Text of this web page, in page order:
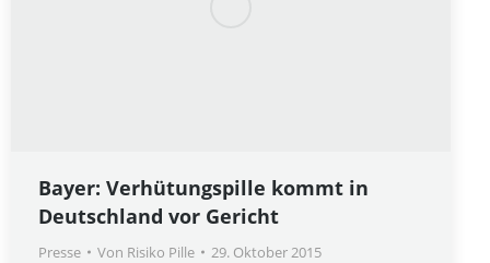
Bayer: Verhütungspille kommt in
Deutschland vor Gericht
Presse Von Risiko Pille 29. Oktober 2015